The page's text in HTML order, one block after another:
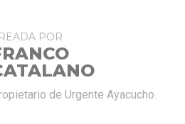
POR
de Urgente Ayacucho.